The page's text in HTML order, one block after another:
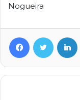
Nogueira
FacebookTwitter